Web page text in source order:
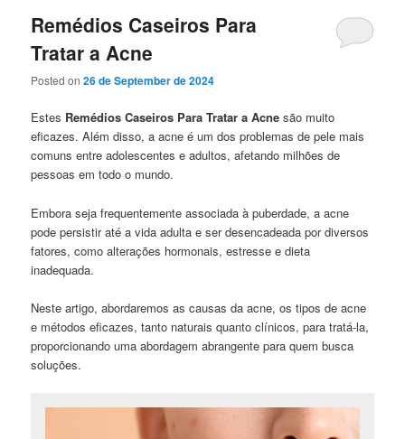
Remédios Caseiros Para
Tratar a Acne
Posted on26 de September de 2024
Estes Remédios Caseiros Para Tratar a Acne são muito
eficazes. Além disso, a acne é um dos problemas de pele mais
comuns entre adolescentes e adultos, afetando milhões de
pessoas em todo o mundo.
Embora seja frequentemente associada à puberdade, a acne
pode persistir até a vida adulta e ser desencadeada por diversos
fatores, como alterações hormonais, estresse e dieta
inadequada.
Neste artigo, abordaremos as causas da acne, os tipos de acne
e métodos eficazes, tanto naturais quanto clínicos, para tratá-la,
proporcionando uma abordagem abrangente para quem busca
soluções.